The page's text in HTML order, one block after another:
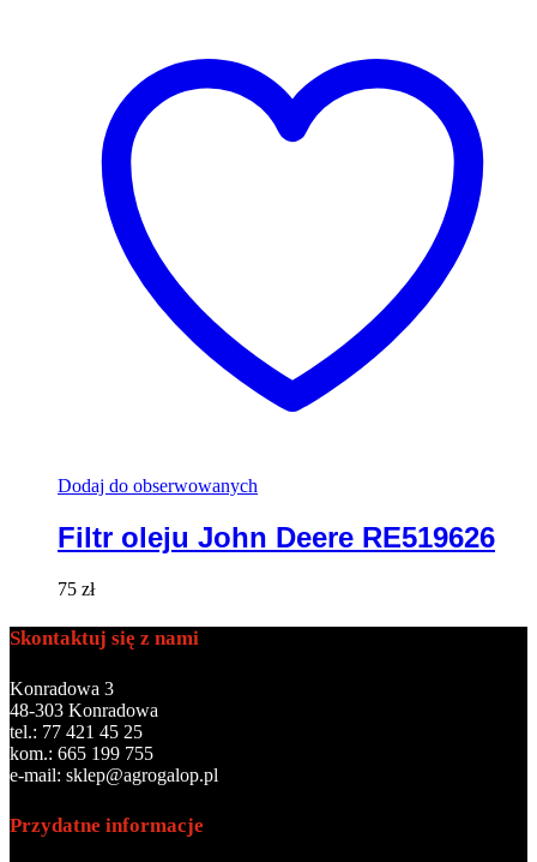
Dodaj do obserwowanych
Filtr oleju John Deere RE519626
75 zł
Skontaktuj się z nami
Konradowa 3
48-303 Konradowa
tel.: 77 421 45 25
kom.: 665 199 755
e-mail: sklep@agrogalop.pl
Przydatne informacje